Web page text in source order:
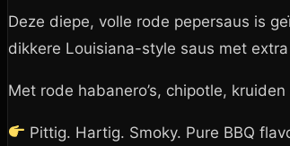
Deze diepe, volle rode pepersaus is
dikkere Louisiana-style saus met
Met rode habanero’s, chipotle,
Pittig. Hartig. Smoky. Pure BBQ